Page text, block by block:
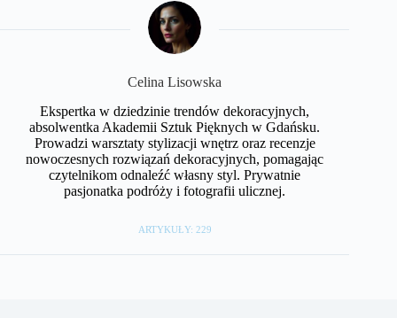
Celina Lisowska
Ekspertka w dziedzinie trendów dekoracyjnych,
absolwentka Akademii Sztuk Pięknych w Gdańsku.
Prowadzi warsztaty stylizacji wnętrz oraz recenzje
nowoczesnych rozwiązań dekoracyjnych, pomagając
czytelnikom odnaleźć własny styl. Prywatnie
pasjonatka podróży i fotografii ulicznej.
ARTYKUŁY: 229